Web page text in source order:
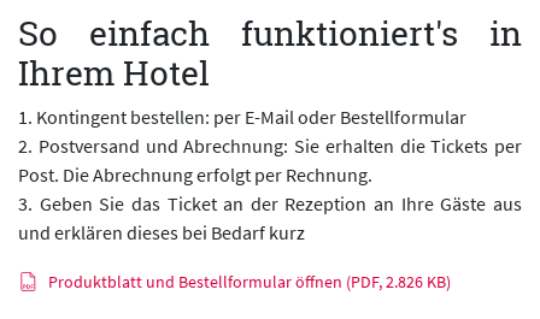
So einfach funktioniert's in
Ihrem Hotel
1. Kontingent bestellen: per E-Mail oder Bestellformular
2. Postversand und Abrechnung: Sie erhalten die Tickets per
Post. Die Abrechnung erfolgt per Rechnung.
3. Geben Sie das Ticket an der Rezeption an Ihre Gäste aus
und erklären dieses bei Bedarf kurz
Produktblatt und Bestellformular öffnen (PDF, 2.826 KB)